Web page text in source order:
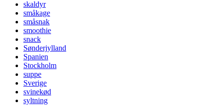
skaldyr
småkage
småsnak
smoothie
snack
Sønderjylland
Spanien
Stockholm
suppe
Sverige
svinekød
syltning